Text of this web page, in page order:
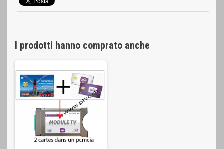
I prodotti hanno comprato anche